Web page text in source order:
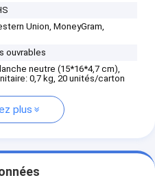
Union, MoneyGram,
ouvrables
neutre (15*16*4,7 cm),
0,7 kg, 20 unités/carton
plus